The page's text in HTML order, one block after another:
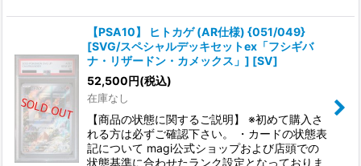
【PSA10】 ヒトカゲ (AR仕様) {051/049}
[SVG/スペシャルデッキセットex「フシギバ
ナ・リザードン・カメックス」] [SV]
52,500円(税込)
在庫なし
【商品の状態に関するご説明】 ※初めて購入さ
れる方は必ずご確認下さい。 ・カードの状態表
記について magi公式ショップおよび店頭での
状態基準に合わせたランク設定となっておりま